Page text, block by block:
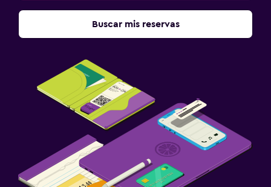
Buscar mis reservas